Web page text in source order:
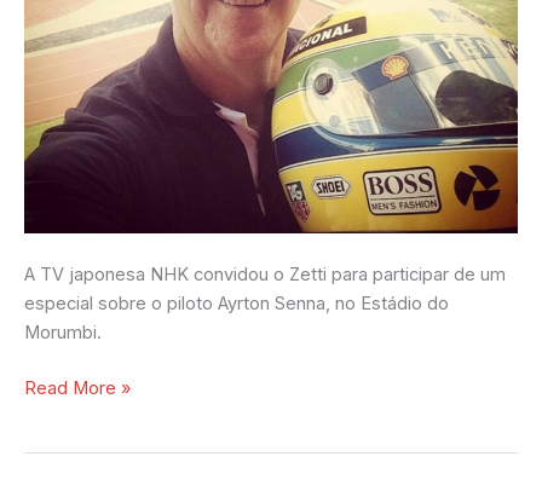
A TV japonesa NHK convidou o Zetti para participar de um
especial sobre o piloto Ayrton Senna, no Estádio do
Morumbi.
Read More »